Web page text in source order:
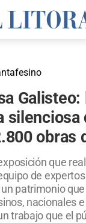
Galisteo:
silenciosa
obras
que
de
patrimonio
nacionales
trabajo que el